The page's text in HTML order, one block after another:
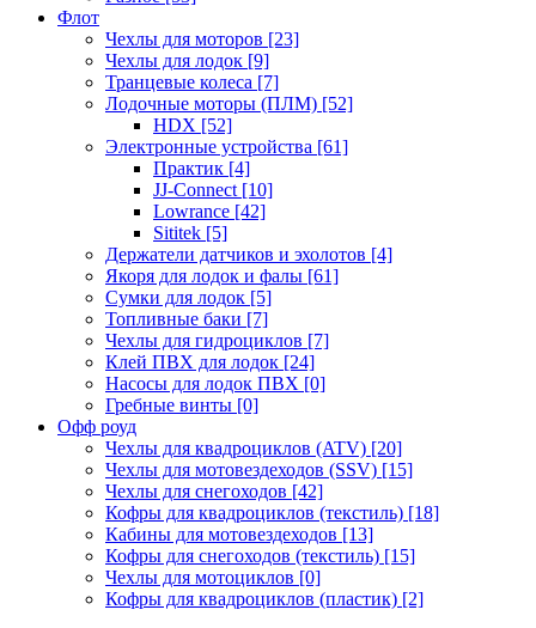
Флот
Чехлы для моторов [23]
Чехлы для лодок [9]
Транцевые колеса [7]
Лодочные моторы (ПЛМ) [52]
HDX [52]
Электронные устройства [61]
Практик [4]
JJ-Connect [10]
Lowrance [42]
Sititek [5]
Держатели датчиков и эхолотов [4]
Якоря для лодок и фалы [61]
Сумки для лодок [5]
Топливные баки [7]
Чехлы для гидроциклов [7]
Клей ПВХ для лодок [24]
Насосы для лодок ПВХ [0]
Гребные винты [0]
Офф роуд
Чехлы для квадроциклов (ATV) [20]
Чехлы для мотовездеходов (SSV) [15]
Чехлы для снегоходов [42]
Кофры для квадроциклов (текстиль) [18]
Кабины для мотовездеходов [13]
Кофры для снегоходов (текстиль) [15]
Чехлы для мотоциклов [0]
Кофры для квадроциклов (пластик) [2]